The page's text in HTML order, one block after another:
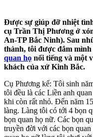
Được sự giúp đỡ nhiệt
cụ Trần Thị Phương ở
An-TP Bắc Ninh). Sau
thành, tôi được đắm
quan họ nổi tiếng và một
khách của xứ Kinh Bắc.
Cụ Phương kể: Tôi sinh
tôi đều là các Liền anh
khi còn rất nhỏ. Đến năm
làng. Làng tôi có tới 4 bọn
bọn quan họ nữ. Các bọn
truyền đời với các bọn